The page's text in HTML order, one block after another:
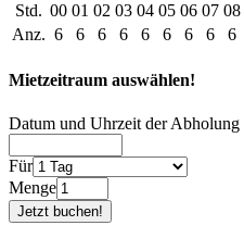
Std. 00 01 02 03 04 05 06 07 08
Anz. 6 6 6 6 6 6 6 6 6
Mietzeitraum auswählen!
Datum und Uhrzeit der Abholung
Für
Menge